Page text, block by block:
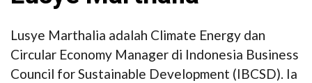
Lusye Marthalia adalah Climate Energy dan
Circular Economy Manager di Indonesia Business
Council for Sustainable Development (IBCSD). Ia